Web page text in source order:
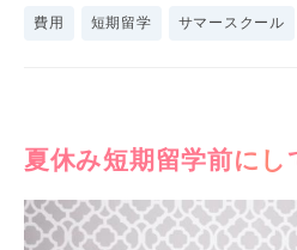
費用 短期留学 サマースクール
夏休み短期留学前に